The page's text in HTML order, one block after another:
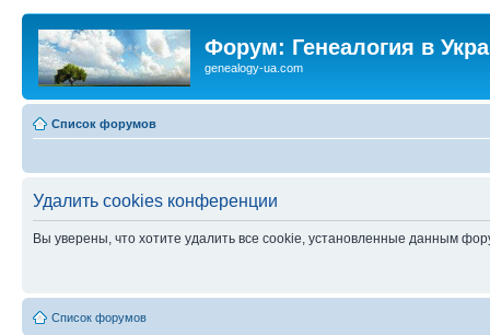
Форум: Генеалогия в
genealogy-ua.com
Список форумов
Удалить cookies конференции
Вы уверены, что хотите удалить все cookie, установленные данным
Список форумов